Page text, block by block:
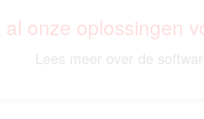
al onze oplossingen
Lees meer over de